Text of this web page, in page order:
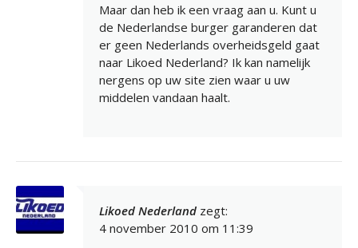
Maar dan heb ik een vraag aan u. Kunt u
de Nederlandse burger garanderen dat
er geen Nederlands overheidsgeld gaat
naar Likoed Nederland? Ik kan namelijk
nergens op uw site zien waar u uw
middelen vandaan haalt.
Likoed Nederland zegt:
4 november 2010 om 11:39